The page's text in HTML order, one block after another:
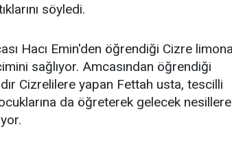
söyledi.
Hacı Emin'den öğrendiği Cizre
sağlıyor. Amcasından öğrendiği
Cizrelilere yapan Fettah usta, tescilli
da öğreterek gelecek nesillere